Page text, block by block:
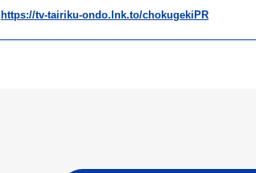
https://tv-tairiku-ondo.lnk.to/chokugekiPR